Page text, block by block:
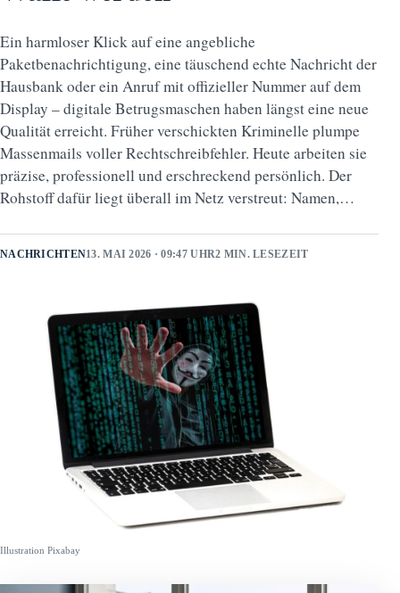
Ein harmloser Klick auf eine angebliche
Paketbenachrichtigung, eine täuschend echte Nachricht der
Hausbank oder ein Anruf mit offizieller Nummer auf dem
Display – digitale Betrugsmaschen haben längst eine neue
Qualität erreicht. Früher verschickten Kriminelle plumpe
Massenmails voller Rechtschreibfehler. Heute arbeiten sie
präzise, professionell und erschreckend persönlich. Der
Rohstoff dafür liegt überall im Netz verstreut: Namen,…
NACHRICHTEN13. MAI 2026 · 09:47 UHR2 MIN. LESEZEIT
Illustration Pixabay